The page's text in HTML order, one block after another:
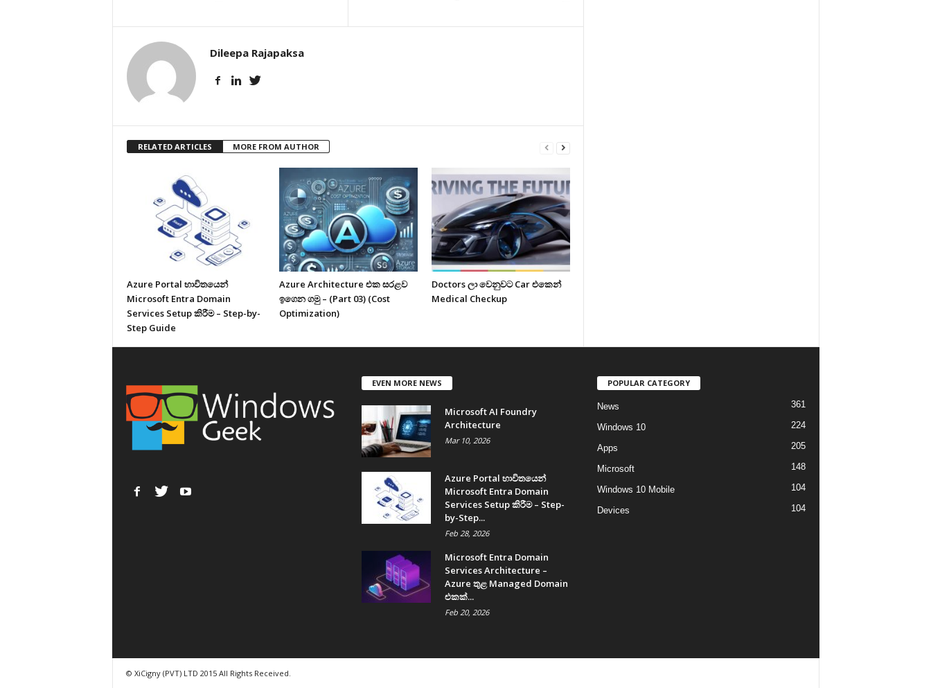
Dileepa Rajapaksa
RELATED ARTICLES MORE FROM AUTHOR
Azure Portal භාවිතයෙන්
Microsoft Entra Domain
Services Setup කිරීම – Step-by-
Step Guide
Azure Architecture එක සරළව
ඉගෙන ගමු – (Part 03) (Cost
Optimization)
Doctors ලා වෙනුවට Car එකෙන්
Medical Checkup
EVEN MORE NEWS
Microsoft AI Foundry
Architecture
Mar 10, 2026
Azure Portal භාවිතයෙන්
Microsoft Entra Domain
Services Setup කිරීම – Step-
by-Step...
Feb 28, 2026
Microsoft Entra Domain
Services Architecture –
Azure තුළ Managed Domain
එකක්...
Feb 20, 2026
POPULAR CATEGORY
News 361
Windows 10 224
Apps 205
Microsoft 148
Windows 10 Mobile 104
Devices 104
© XiCigny (PVT) LTD 2015 All Rights Received.